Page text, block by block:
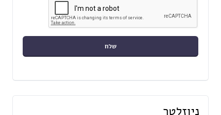
ניוזלטר